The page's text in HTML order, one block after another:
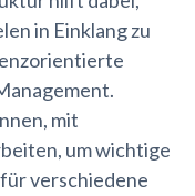
in Einklang zu
mit
um wichtige
verschiedene